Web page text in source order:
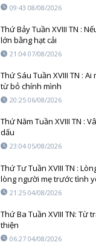
09:43 08/08/2026
Thứ Bảy Tuần XVIII TN :
lớn bằng hạt cải
21:04 07/08/2026
Thứ Sáu Tuần XVIII TN :
từ bỏ chính mình
20:25 06/08/2026
Thứ Năm Tuần XVIII TN :
dấu
23:04 05/08/2026
Thứ Tư Tuần XVIII TN :
lòng người mẹ trước tình
21:25 04/08/2026
Thứ Ba Tuần XVIII TN: Từ
thiện
06:27 04/08/2026